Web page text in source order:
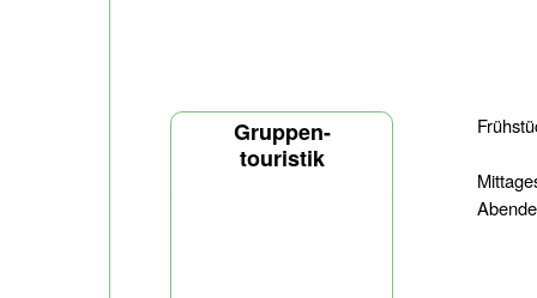
Gruppen-
touristik